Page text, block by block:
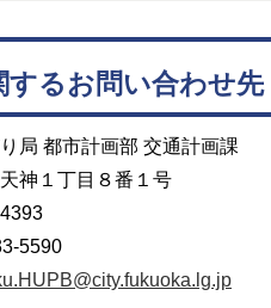
するお問い合わせ先
局 都市計画部 交通計画課
神１丁目８番１号
5590